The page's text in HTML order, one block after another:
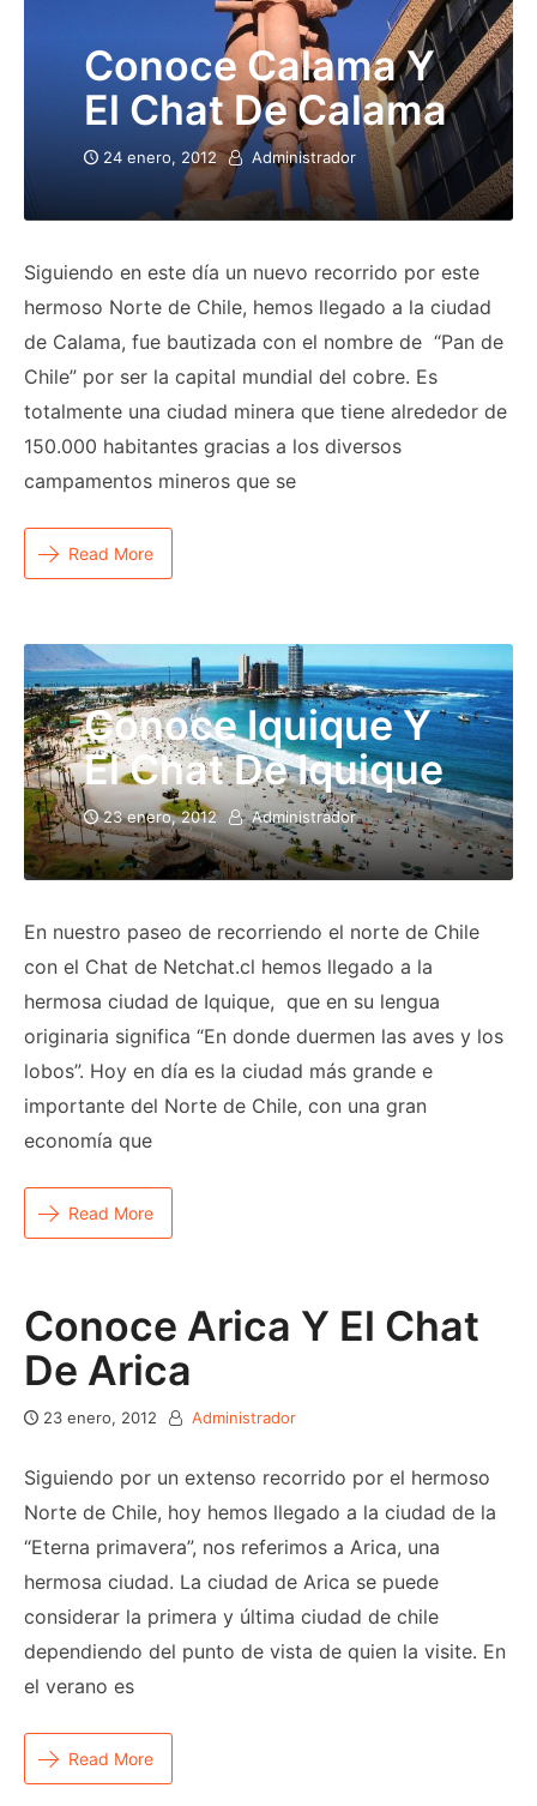
Conoce Calama Y
El Chat De Calama
24 enero, 2012 Administrador
Siguiendo en este día un nuevo recorrido por este
hermoso Norte de Chile, hemos llegado a la ciudad
de Calama, fue bautizada con el nombre de “Pan de
Chile” por ser la capital mundial del cobre. Es
totalmente una ciudad minera que tiene alrededor de
150.000 habitantes gracias a los diversos
campamentos mineros que se
Read More
Conoce Iquique Y
El Chat De Iquique
23 enero, 2012 Administrador
En nuestro paseo de recorriendo el norte de Chile
con el Chat de Netchat.cl hemos llegado a la
hermosa ciudad de Iquique, que en su lengua
originaria significa “En donde duermen las aves y los
lobos”. Hoy en día es la ciudad más grande e
importante del Norte de Chile, con una gran
economía que
Read More
Conoce Arica Y El Chat
De Arica
23 enero, 2012 Administrador
Siguiendo por un extenso recorrido por el hermoso
Norte de Chile, hoy hemos llegado a la ciudad de la
“Eterna primavera”, nos referimos a Arica, una
hermosa ciudad. La ciudad de Arica se puede
considerar la primera y última ciudad de chile
dependiendo del punto de vista de quien la visite. En
el verano es
Read More